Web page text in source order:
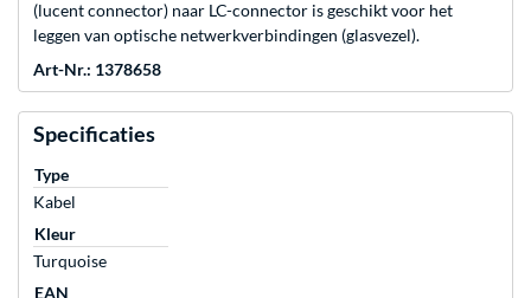
(lucent connector) naar LC-connector is geschikt voor het
leggen van optische netwerkverbindingen (glasvezel).
Art-Nr.: 1378658
Specificaties
Type
Kabel
Kleur
Turquoise
EAN